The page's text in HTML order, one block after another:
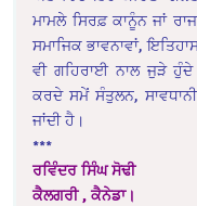
ਮਾਮਲੇ ਸਿਰਫ਼ ਕਾਨੂੰਨ ਜਾਂ
ਸਮਾਜਿਕ ਭਾਵਨਾਵਾਂ,
ਵੀ ਗਹਿਰਾਈ ਨਾਲ ਜੁੜੇ
ਕਰਦੇ ਸਮੇਂ ਸੰਤੁਲਨ,
ਜਾਂਦੀ ਹੈ।
***
ਰਵਿੰਦਰ ਸਿੰਘ ਸੋਢੀ
ਕੈਲਗਰੀ , ਕੈਨੇਡਾ।